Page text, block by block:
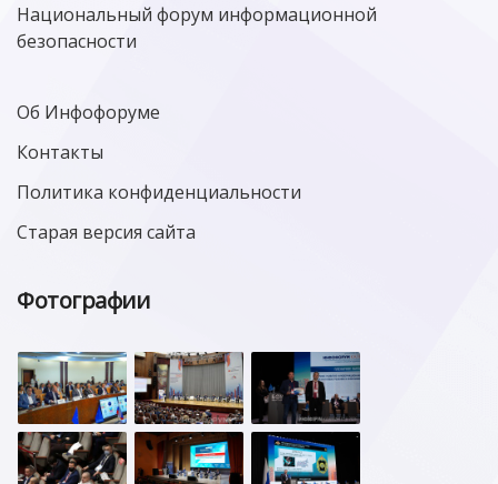
Национальный форум информационной
безопасности
Об Инфофоруме
Контакты
Политика конфиденциальности
Старая версия сайта
Фотографии